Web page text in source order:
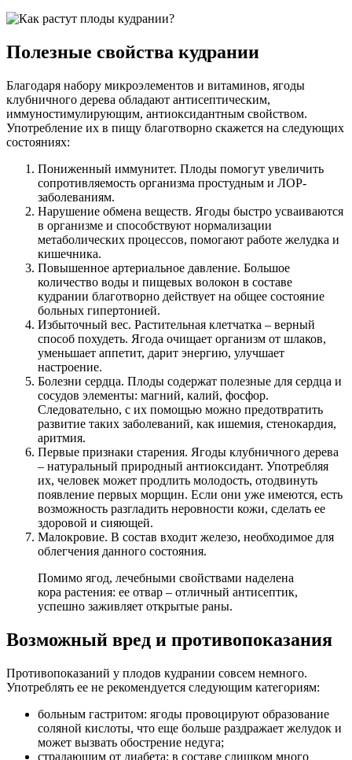
Полезные свойства кудрании
Благодаря набору микроэлементов и витаминов, ягоды
клубничного дерева обладают антисептическим,
иммуностимулирующим, антиоксидантным свойством.
Употребление их в пищу благотворно скажется на следующих
состояниях:
Пониженный иммунитет. Плоды помогут увеличить
сопротивляемость организма простудным и ЛОР-
заболеваниям.
Нарушение обмена веществ. Ягоды быстро усваиваются
в организме и способствуют нормализации
метаболических процессов, помогают работе желудка и
кишечника.
Повышенное артериальное давление. Большое
количество воды и пищевых волокон в составе
кудрании благотворно действует на общее состояние
больных гипертонией.
Избыточный вес. Растительная клетчатка – верный
способ похудеть. Ягода очищает организм от шлаков,
уменьшает аппетит, дарит энергию, улучшает
настроение.
Болезни сердца. Плоды содержат полезные для сердца и
сосудов элементы: магний, калий, фосфор.
Следовательно, с их помощью можно предотвратить
развитие таких заболеваний, как ишемия, стенокардия,
аритмия.
Первые признаки старения. Ягоды клубничного дерева
– натуральный природный антиоксидант. Употребляя
их, человек может продлить молодость, отодвинуть
появление первых морщин. Если они уже имеются, есть
возможность разгладить неровности кожи, сделать ее
здоровой и сияющей.
Малокровие. В состав входит железо, необходимое для
облегчения данного состояния.
Помимо ягод, лечебными свойствами наделена
кора растения: ее отвар – отличный антисептик,
успешно заживляет открытые раны.
Возможный вред и противопоказания
Противопоказаний у плодов кудрании совсем немного.
Употреблять ее не рекомендуется следующим категориям:
больным гастритом: ягоды провоцируют образование
соляной кислоты, что еще больше раздражает желудок и
может вызвать обострение недуга;
страдающим от диабета: в составе слишком много